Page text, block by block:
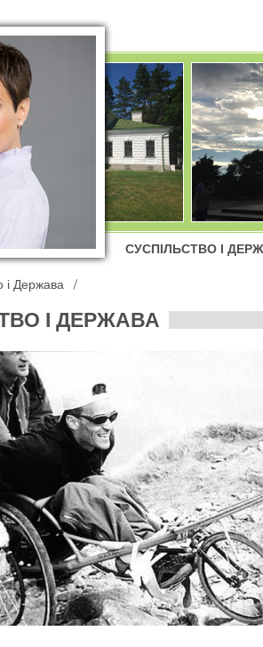
СУСПІЛЬСТВО І
і Держава
І ДЕРЖАВА